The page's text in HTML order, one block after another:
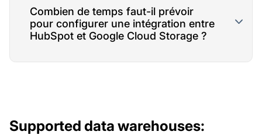
Combien de temps faut-il prévoir
pour configurer une intégration entre
HubSpot et Google Cloud Storage ?
Supported data warehouses: